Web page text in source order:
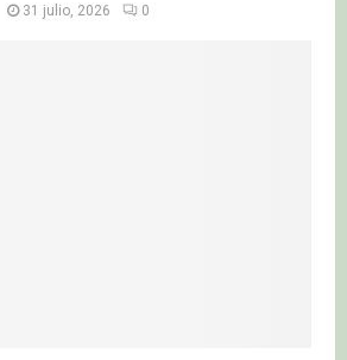
31 julio, 2026 0